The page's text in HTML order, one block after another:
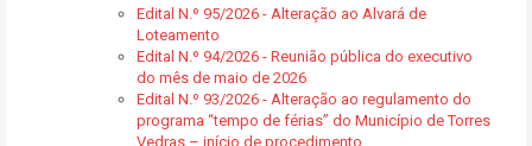
Edital N.º 95/2026 - Alteração ao Alvará de
Loteamento
Edital N.º 94/2026 - Reunião pública do executivo
do mês de maio de 2026
Edital N.º 93/2026 - Alteração ao regulamento do
programa “tempo de férias” do Município de Torres
Vedras – início de procedimento